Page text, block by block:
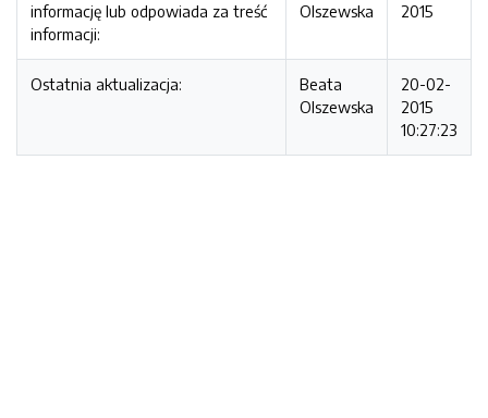
informację lub odpowiada za treść
informacji:
Olszewska
2015
Ostatnia aktualizacja:
Beata
Olszewska
20-02-
2015
10:27:23